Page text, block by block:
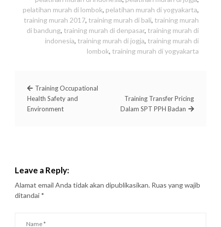
pelatihan murah di lombok, pelatihan murah di yogyakarta,
training murah 2017, training murah di bali, training murah
di bandung, training murah di denpasar, training murah di
indonesia, training murah di jogja, training murah di
lombok, training murah di yogyakarta
Training Occupational
Health Safety and
Environment
Training Transfer Pricing
Dalam SPT PPH Badan
Leave a Reply:
Alamat email Anda tidak akan dipublikasikan. Ruas yang wajib
ditandai *